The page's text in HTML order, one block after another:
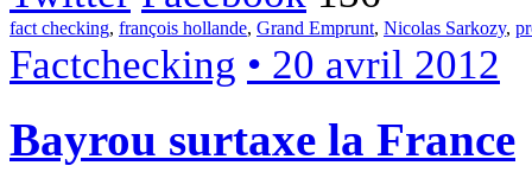
fact checking, françois hollande, Grand Emprunt, Nicolas Sarkozy,
Factchecking • 20 avril 2012
Bayrou surtaxe la France